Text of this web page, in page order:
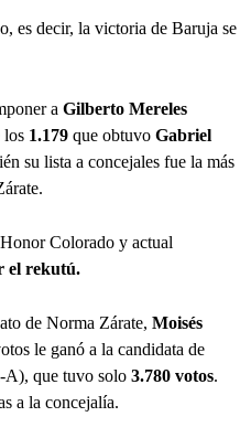
es decir, la victoria de Baruja se
a Gilberto Mereles
los 1.179 que obtuvo Gabriel
su lista a concejales fue la más
Colorado y actual
el rekutú.
de Norma Zárate, Moisés
le ganó a la candidata de
que tuvo solo 3.780 votos.
a la concejalía.